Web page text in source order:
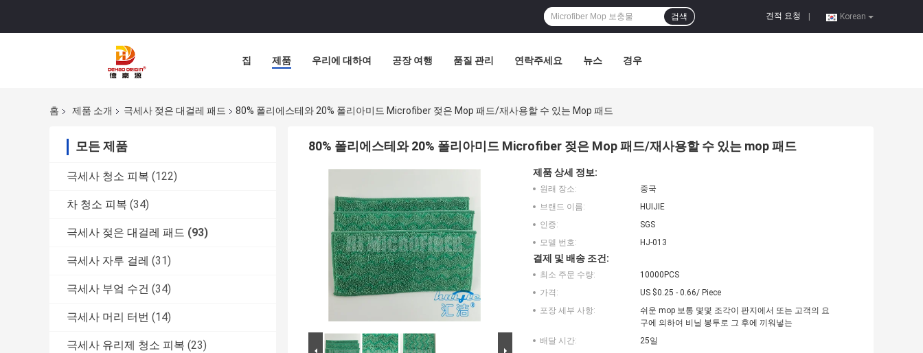
Korean
견적 요청
검색
집 제품 우리에 대하여 공장 여행 품질 관리 연락주세요 뉴스 경우
홈 제품 소개 극세사 젖은 대걸레 패드 80% 폴리에스테와 20% 폴리아미드 Microfiber 젖은 Mop 패드/재사용할 수 있는 Mop 패드
모든 제품
극세사 청소 피복 (122)
차 청소 피복 (34)
극세사 젖은 대걸레 패드 (93)
극세사 자루 걸레 (31)
극세사 부엌 수건 (34)
극세사 머리 터번 (14)
극세사 유리제 청소 피복 (23)
80% 폴리에스테와 20% 폴리아미드 Microfiber 젖은 Mop 패드/재사용할 수 있는 mop 패드
제품 상세 정보:
원래 장소:
중국
브랜드 이름:
HUIJIE
인증:
SGS
모델 번호:
HJ-013
결제 및 배송 조건:
최소 주문 수량:
10000PCS
가격:
US $0.25 - 0.66/ Piece
포장 세부 사항:
쉬운 mop 보통 몇몇 조각이 판지에서 또는 고객의 요
구에 의하여 비닐 봉투로 그 후에 끼워넣는
배달 시간:
25일